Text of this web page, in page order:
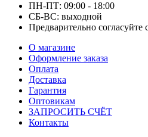
ПН-ПТ: 09:00 - 18:00
СБ-ВС: выходной
Предварительно
О магазине
Оформление заказа
Оплата
Доставка
Гарантия
Оптовикам
ЗАПРОСИТЬ СЧЁТ
Контакты